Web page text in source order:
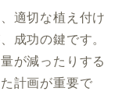
適切な植え付け
成功の鍵です。
が減ったりする
計画が重要で